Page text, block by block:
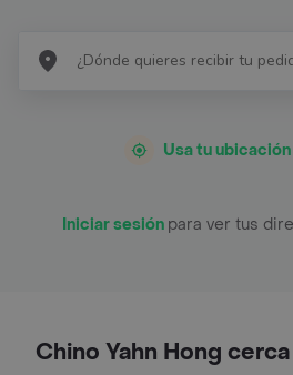
Usa tu
Iniciar sesión para ver tus
Chino Yahn Hong